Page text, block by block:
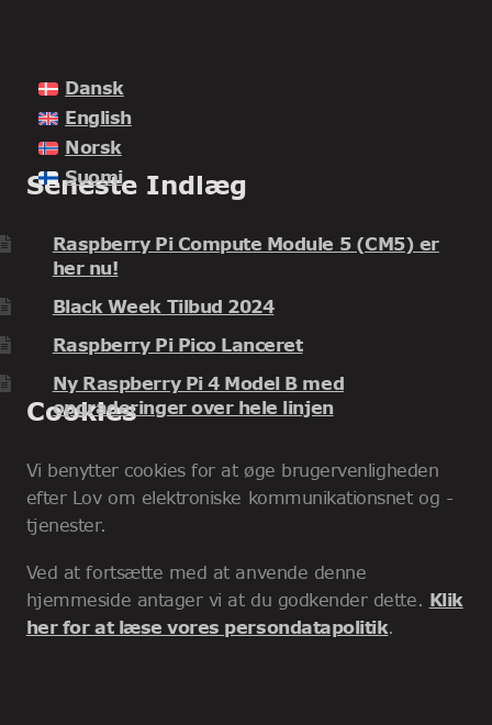
Dansk
English
Norsk
Suomi
Seneste Indlæg
Raspberry Pi Compute Module 5 (CM5) er
her nu!
Black Week Tilbud 2024
Raspberry Pi Pico Lanceret
Ny Raspberry Pi 4 Model B med
opgraderinger over hele linjen
Cookies
Vi benytter cookies for at øge brugervenligheden
efter Lov om elektroniske kommunikationsnet og -
tjenester.
Ved at fortsætte med at anvende denne
hjemmeside antager vi at du godkender dette. Klik
her for at læse vores persondatapolitik.